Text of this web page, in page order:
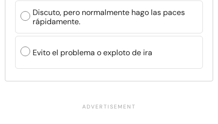
Discuto, pero normalmente hago las paces
rápidamente.
Evito el problema o exploto de ira